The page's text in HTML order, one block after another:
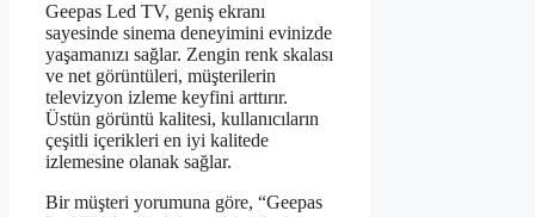
Geepas Led TV, geniş ekranı
sayesinde sinema deneyimini evinizde
yaşamanızı sağlar. Zengin renk skalası
ve net görüntüleri, müşterilerin
televizyon izleme keyfini arttırır.
Üstün görüntü kalitesi, kullanıcıların
çeşitli içerikleri en iyi kalitede
izlemesine olanak sağlar.
Bir müşteri yorumuna göre, “Geepas